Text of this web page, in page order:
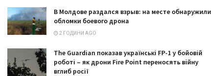
В Молдове раздался взрыв: на месте обнаружили
обломки боевого дрона
2 ГОДИНИ AGO
The Guardian показав українські FP-1 у бойовій
роботі – як дрони Fire Point переносять війну
вглиб росії